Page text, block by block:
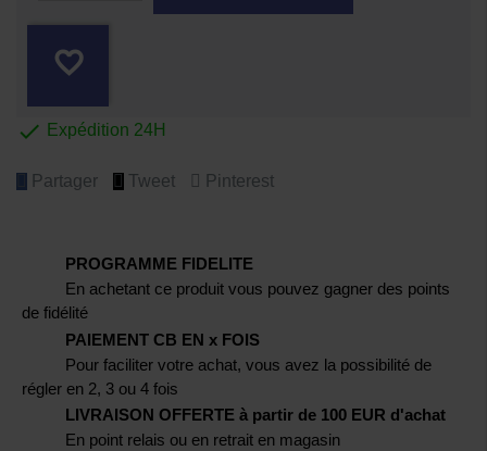
favorite_border
 Expédition 24H
Partager Tweet Pinterest
PROGRAMME FIDELITE
En achetant ce produit vous pouvez gagner des points
de fidélité
PAIEMENT CB EN x FOIS
Pour faciliter votre achat, vous avez la possibilité de
régler en 2, 3 ou 4 fois
LIVRAISON OFFERTE à partir de 100 EUR d'achat
En point relais ou en retrait en magasin